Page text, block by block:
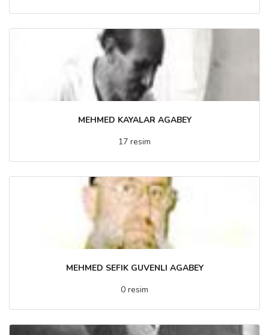
MEHMED KAYALAR AGABEY
17 resim
MEHMED SEFIK GUVENLI AGABEY
0 resim